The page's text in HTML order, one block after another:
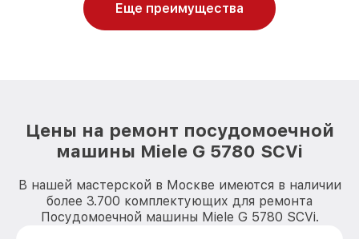
Еще преимущества
Цены на ремонт посудомоечной
машины Miele G 5780 SCVi
В нашей мастерской в Москве имеются в наличии
более 3.700 комплектующих для ремонта
Посудомоечной машины Miele G 5780 SCVi.